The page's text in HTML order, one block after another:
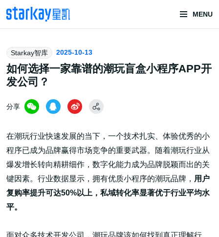
MENU
头部潮玩
技术服务商
潮玩技术解决方案
Starkay智库 2025-10-13
如何选择一家靠谱的潮玩盲盒小程序APP开
发公司？
分享
在潮玩行业快速发展的当下，一个技术扎实、体验优秀的小
程序已成为品牌赢得市场竞争的重要武器。随着潮玩行业从
爆发增长转向精耕细作，数字化能力成为品牌脱颖而出的关
键因素。行业数据显示，拥有优质小程序的潮玩品牌， 用户
复购率提升可达50%以上，私域转化率显著优于行业平均水
平。
面对众多技术开发公司，潮玩品牌该如何找到真正理解行